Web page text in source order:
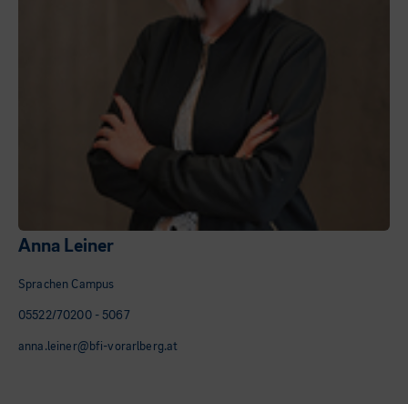
Anna Leiner
Sprachen Campus
05522/70200 - 5067
anna.leiner@bfi-vorarlberg.at